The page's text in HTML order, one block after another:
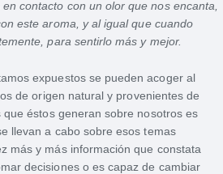
contacto con un olor que nos encanta,
este aroma, y al igual que cuando
para sentirlo más y mejor.
expuestos se pueden acoger al
de origen natural y provenientes de
éstos generan sobre nosotros es
llevan a cabo sobre esos temas
más y más información que constata
decisiones o es capaz de cambiar